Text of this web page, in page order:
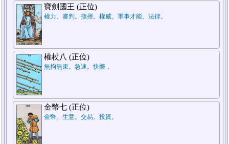
寶劍國王 (正位)
權力。審判。指揮。權威。軍事才能。法律。
權杖八 (正位)
無拘無束。急速。快樂，
金幣七 (正位)
金幣。生意。交易。投資。